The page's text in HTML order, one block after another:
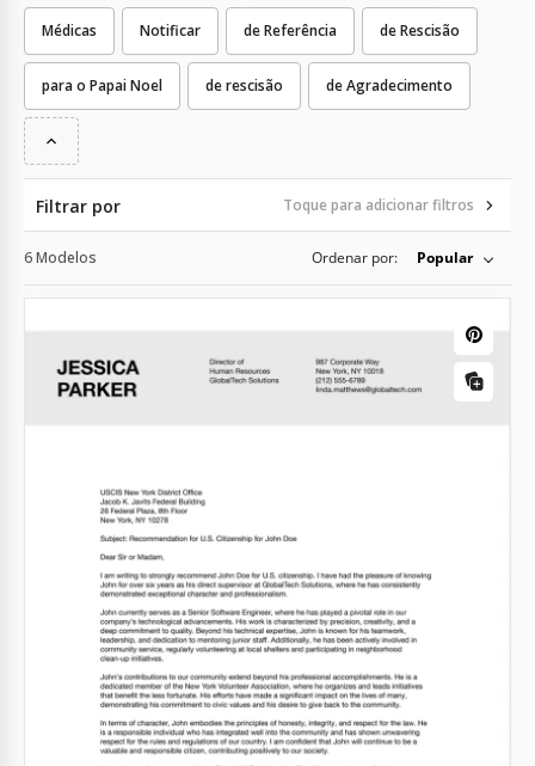
Médicas Notificar de Referência de Rescisão
para o Papai Noel de rescisão de Agradecimento
Filtrar por Toque para adicionar filtros
6 Modelos Ordenar por: Popular